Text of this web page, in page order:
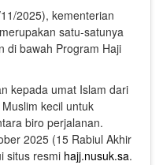
2025), kementerian
satu-satunya
di bawah Program Haji
kepada umat Islam dari
kecil untuk
biro perjalanan.
2025 (15 Rabiul Akhir
situs resmi hajj.nusuk.sa.